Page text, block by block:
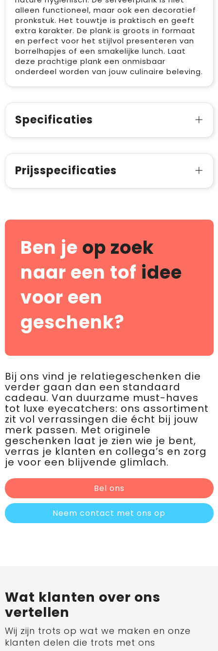
alleen functioneel, maar ook een decoratief
pronkstuk. Het touwtje is praktisch en geeft
extra karakter. De plank is groots in formaat
en perfect voor het stijlvol presenteren van
borrelhapjes of een smakelijke lunch. Laat
deze prachtige plank een onmisbaar
onderdeel worden van jouw culinaire beleving.
Specificaties
Prijsspecificaties
Ben je op zoek
naar een tof idee
voor een
geschenk?
Bij ons vind je relatiegeschenken die
verder gaan dan een standaard
cadeau. Van duurzame must-haves
tot luxe eyecatchers: ons assortiment
zit vol verrassingen die écht bij jouw
merk passen. Met originele
geschenken laat je zien wie je bent,
verras je klanten en collega’s en zorg
je voor een blijvende glimlach.
Bel ons
Neem contact met ons op
Wat klanten over ons
vertellen
Wij zijn trots op wat we maken en onze
klanten delen die trots met ons